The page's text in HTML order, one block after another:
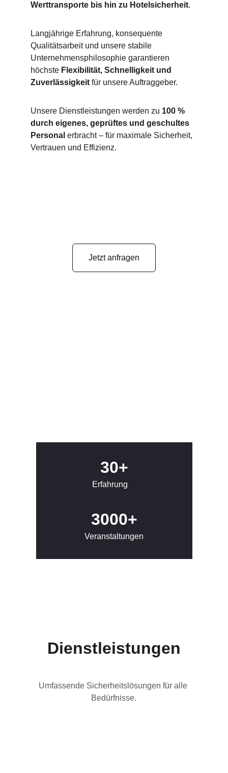
Werttransporte bis hin zu Hotelsicherheit.
Langjährige Erfahrung, konsequente
Qualitätsarbeit und unsere stabile
Unternehmensphilosophie garantieren
höchste Flexibilität, Schnelligkeit und
Zuverlässigkeit für unsere Auftraggeber.
Unsere Dienstleistungen werden zu 100 %
durch eigenes, geprüftes und geschultes
Personal erbracht – für maximale Sicherheit,
Vertrauen und Effizienz.
30+
3000+
Veranstaltungen
Erfahrung
Jetzt anfragen
Dienstleistungen
Umfassende Sicherheitslösungen für alle
Bedürfnisse.